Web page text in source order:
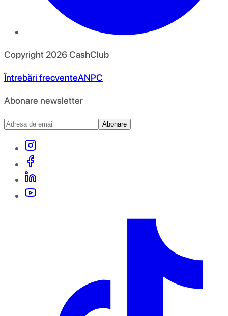
Copyright 2026CashClub
Întrebări frecventeANPC
Abonare newsletter
Abonare